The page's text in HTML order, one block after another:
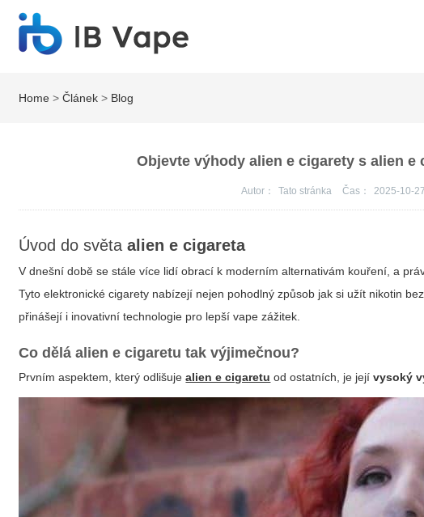
Home >Článek > Blog
Objevte výhody alien e cigarety s alien
Autor： Tato stránka Čas： 2025-10-
Úvod do světaalien e cigareta
V dnešní době se stále více lidí obrací k moderním alternativám kouření, a
Tyto elektronické cigarety nabízejí nejen pohodlný způsob jak si užít nikotin
přinášejí i inovativní technologie pro lepší vape zážitek
Co děláalien e cigaretu tak výjimečnou?
Prvním aspektem, který odlišujealien e cigaretu od ostatních, je jejívysoký